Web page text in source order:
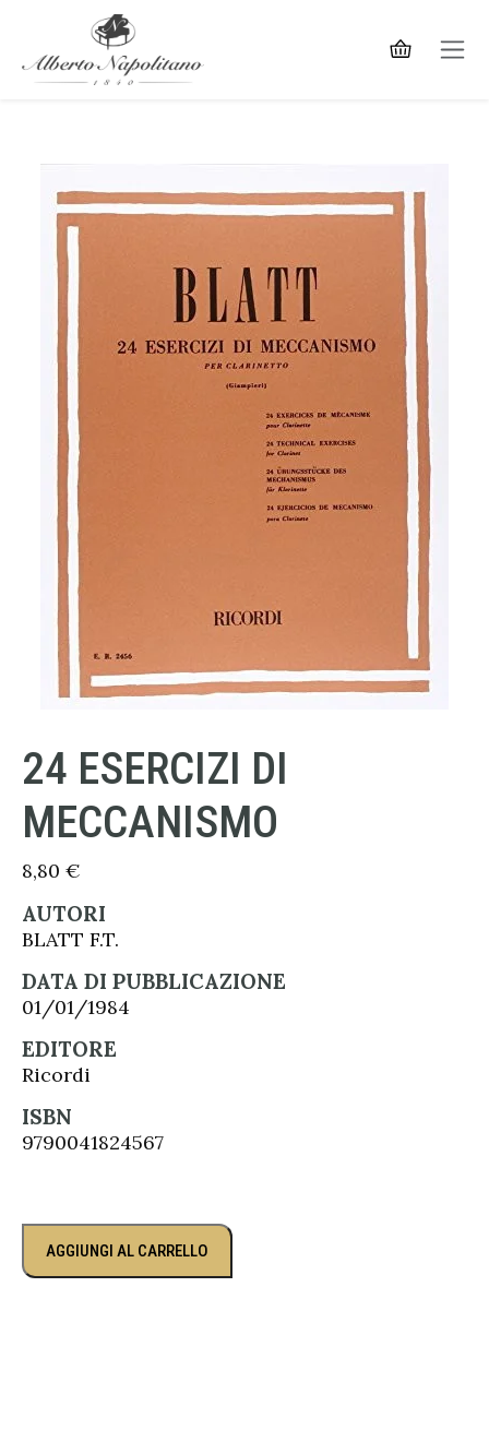
24 ESERCIZI DI
MECCANISMO
8,80 €
AUTORI
BLATT F.T.
DATA DI PUBBLICAZIONE
01/01/1984
EDITORE
Ricordi
ISBN
9790041824567
AGGIUNGI AL CARRELLO